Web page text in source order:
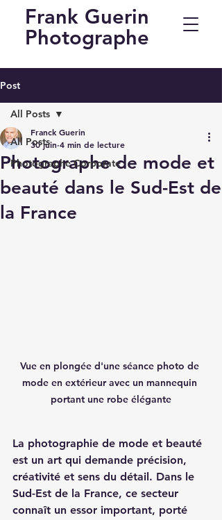
Frank Guerin
Photographe
Post
All Posts
Photographe Corporate
All Posts
Photographe de mode et
beauté dans le Sud-Est de
la France
Franck Guerin
30 juin 4 min de lecture
Vue en plongée d'une séance photo de
mode en extérieur avec un mannequin
portant une robe élégante
La photographie de mode et beauté
est un art qui demande précision,
créativité et sens du détail. Dans le
Sud-Est de la France, ce secteur
connaît un essor important, porté